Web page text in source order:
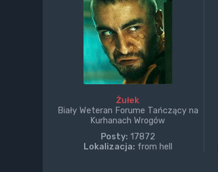
Żułek
Biały Weteran Forume Tańczący na
Kurhanach Wrogów
Posty: 17872
Lokalizacja: from hell